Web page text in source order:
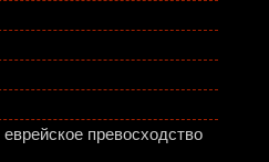
превосходство